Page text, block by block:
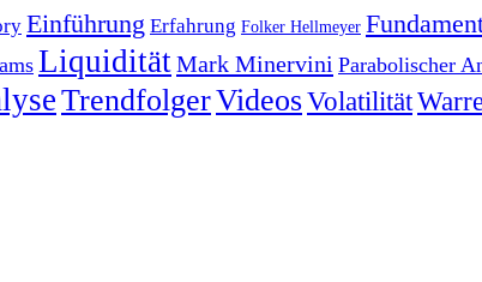
Einführung Erfahrung Folker Hellmeyer
LiquiditätMark Minervini Parabolischer
TrendfolgerVideosVolatilität